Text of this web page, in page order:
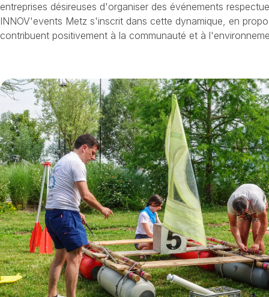
entreprises désireuses d'organiser des événements
INNOV'events Metz s'inscrit dans cette dynamique, en
contribuent positivement à la communauté et à